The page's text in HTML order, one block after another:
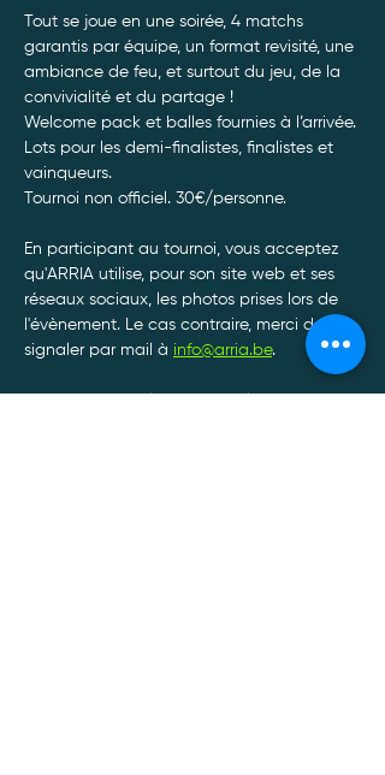
Tout se joue en une soirée, 4 matchs
garantis par équipe, un format revisité, une
ambiance de feu, et surtout du jeu, de la
convivialité et du partage !
Welcome pack et balles fournies à l’arrivée.
Lots pour les demi-finalistes, finalistes et
vainqueurs.
Tournoi non officiel. 30€/personne.
En participant au tournoi, vous acceptez
qu'ARRIA utilise, pour son site web et ses
réseaux sociaux, les photos prises lors de
l'évènement. Le cas contraire, merci de le
signaler par mail à info@arria.be.